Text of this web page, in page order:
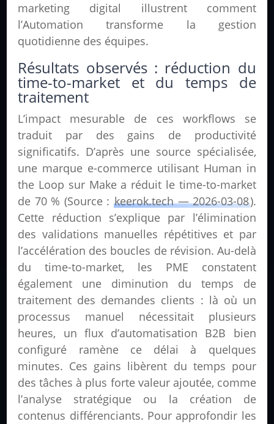
marketing digital illustrent comment
l’Automation transforme la gestion
quotidienne des équipes.
Résultats observés : réduction du
time-to-market et du temps de
traitement
L’impact mesurable de ces workflows se
traduit par des gains de productivité
significatifs. D’après une source spécialisée,
une marque e-commerce utilisant Human in
the Loop sur Make a réduit le time-to-market
de 70 % (Source : keerok.tech — 2026-03-08).
Cette réduction s’explique par l’élimination
des validations manuelles répétitives et par
l’accélération des boucles de révision. Au-delà
du time-to-market, les PME constatent
également une diminution du temps de
traitement des demandes clients : là où un
processus manuel nécessitait plusieurs
heures, un flux d’automatisation B2B bien
configuré ramène ce délai à quelques
minutes. Ces gains libèrent du temps pour
des tâches à plus forte valeur ajoutée, comme
l’analyse stratégique ou la création de
contenus différenciants. Pour approfondir les